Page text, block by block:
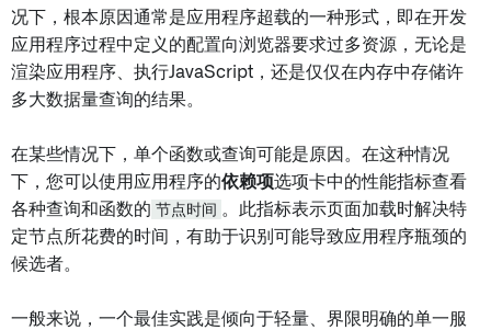
况下，根本原因通常是应用程序超载的一种形式，即在开发
应用程序过程中定义的配置向浏览器要求过多资源，无论是
渲染应用程序、执行JavaScript，还是仅仅在内存中存储许
多大数据量查询的结果。
在某些情况下，单个函数或查询可能是原因。在这种情况
下，您可以使用应用程序的依赖项选项卡中的性能指标查看
各种查询和函数的 节点时间 。此指标表示页面加载时解决特
定节点所花费的时间，有助于识别可能导致应用程序瓶颈的
候选者。
一般来说，一个最佳实践是倾向于轻量、界限明确的单一服